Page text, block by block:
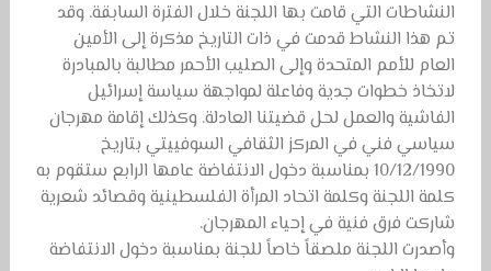
النشاطات التي قامت بها اللجنة خلال الفترة السابقة. وقد
تم هذا النشاط قدمت في ذات التاريخ مذكرة إلى الأمين
العام للأمم المتحدة وإلى الصليب الأحمر مطالبة بالمبادرة
لاتخاذ خطوات جدية وفاعلة لمواجهة سياسة إسرائيل
الفاشية والعمل لحل قضيتنا العادلة. وكذلك إقامة مهرجان
سياسي فني في المركز الثقافي السوفييتي بتاريخ
10/12/1990 بمناسبة دخول الانتفاضة عامها الرابع ستقوم به
كلمة اللجنة وكلمة اتحاد المرأة الفلسطينية وقصائد شعرية
شاركت فرق فنية في إحياء المهرجان.
وأصدرت اللجنة ملصقاً خاصاً للجنة بمناسبة دخول الانتفاضة